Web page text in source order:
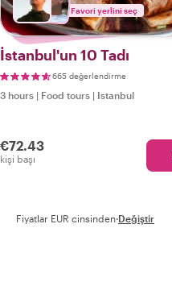
Favori yerlini seç
İstanbul'un 10 Tadı
665 değerlendirme
3 hours | Food tours | Istanbul
€72.43
kişi başı
Fiyatlar EUR cinsinden·Değiştir